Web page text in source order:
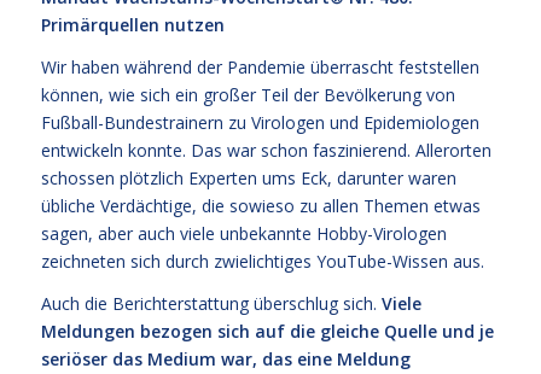
Primärquellen nutzen
Wir haben während der Pandemie überrascht feststellen
können, wie sich ein großer Teil der Bevölkerung von
Fußball-Bundestrainern zu Virologen und Epidemiologen
entwickeln konnte. Das war schon faszinierend. Allerorten
schossen plötzlich Experten ums Eck, darunter waren
übliche Verdächtige, die sowieso zu allen Themen etwas
sagen, aber auch viele unbekannte Hobby-Virologen
zeichneten sich durch zwielichtiges YouTube-Wissen aus.
Auch die Berichterstattung überschlug sich. Viele
Meldungen bezogen sich auf die gleiche Quelle und je
seriöser das Medium war, das eine Meldung